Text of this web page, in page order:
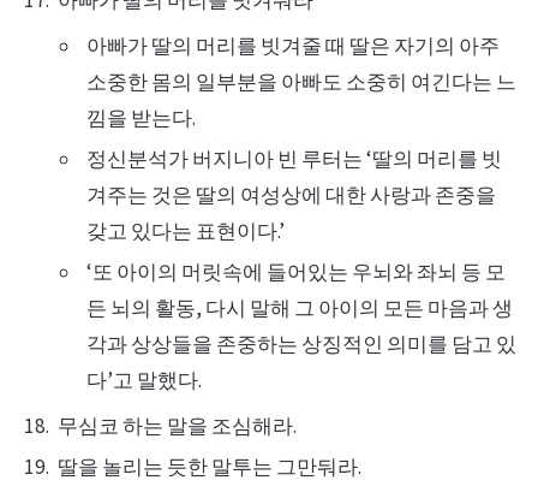
아빠가 딸의 머리를 빗겨줄 때 딸은 자기의 아주
소중한 몸의 일부분을 아빠도 소중히 여긴다는 느
낌을 받는다.
정신분석가 버지니아 빈 루터는 ‘딸의 머리를 빗
겨주는 것은 딸의 여성상에 대한 사랑과 존중을
갖고 있다는 표현이다.’
‘또 아이의 머릿속에 들어있는 우뇌와 좌뇌 등 모
든 뇌의 활동, 다시 말해 그 아이의 모든 마음과 생
각과 상상들을 존중하는 상징적인 의미를 담고 있
다’고 말했다.
무심코 하는 말을 조심해라.
딸을 놀리는 듯한 말투는 그만둬라.